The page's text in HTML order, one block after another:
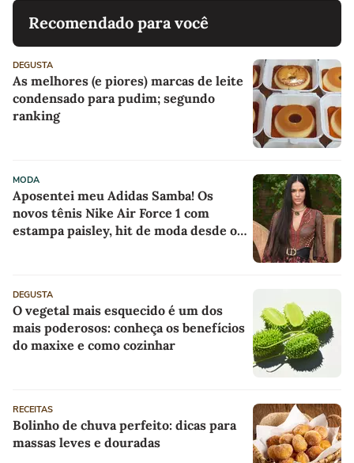
Recomendado para você
DEGUSTA
As melhores (e piores) marcas de leite
condensado para pudim; segundo
ranking
MODA
Aposentei meu Adidas Samba! Os
novos tênis Nike Air Force 1 com
estampa paisley, hit de moda desde os
DEGUSTA
O vegetal mais esquecido é um dos
mais poderosos: conheça os benefícios
do maxixe e como cozinhar
RECEITAS
Bolinho de chuva perfeito: dicas para
massas leves e douradas